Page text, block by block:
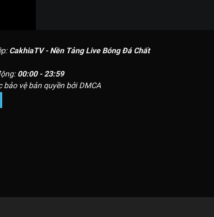
CakhiaTV - Nền Tảng Live Bóng Đá Chất
00:00 - 23:59
vệ bản quyền bởi DMCA